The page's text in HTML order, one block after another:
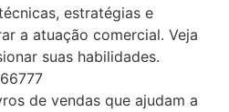
estratégias e
a atuação comercial. Veja
suas habilidades.
de vendas que ajudam a